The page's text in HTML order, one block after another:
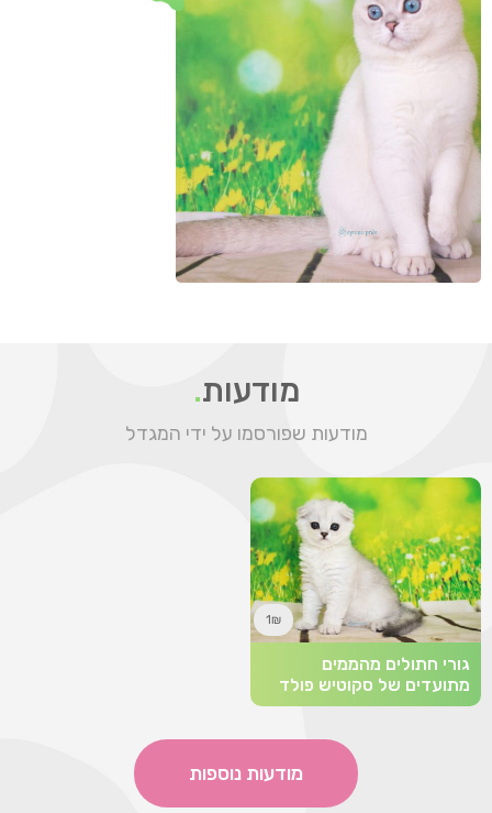
מודעות.
מודעות שפורסמו על ידי המגדל
גורי חתולים מהממים
מתועדים של סקוטיש פולד
1₪
מודעות נוספות